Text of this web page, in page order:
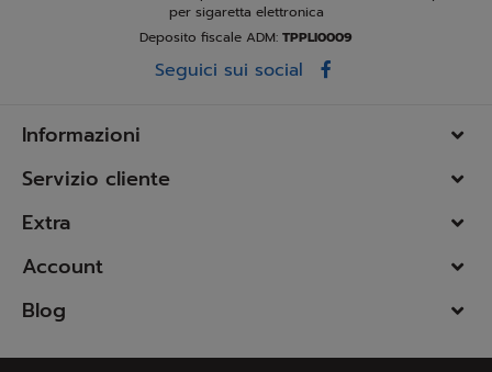
per sigaretta elettronica
Deposito fiscale ADM: TPPLI0009
Seguici sui social
Informazioni
Servizio cliente
Extra
Account
Blog